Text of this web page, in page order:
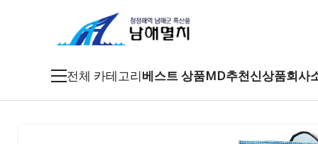
전체 카테고리베스트 상품MD추천신상품회사